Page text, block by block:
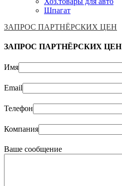
Шпагат
ЗАПРОС ПАРТНЁРСКИХ ЦЕН
ЗАПРОС ПАРТНЁРСКИХ ЦЕН
Имя
Email
Телефон
Компания
Ваше сообщение